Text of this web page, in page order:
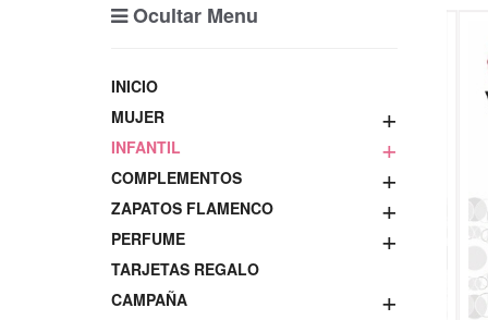
Ocultar Menu
INICIO
+
MUJER
+
INFANTIL
+
COMPLEMENTOS
+
ZAPATOS FLAMENCO
+
PERFUME
TARJETAS REGALO
+
CAMPAÑA